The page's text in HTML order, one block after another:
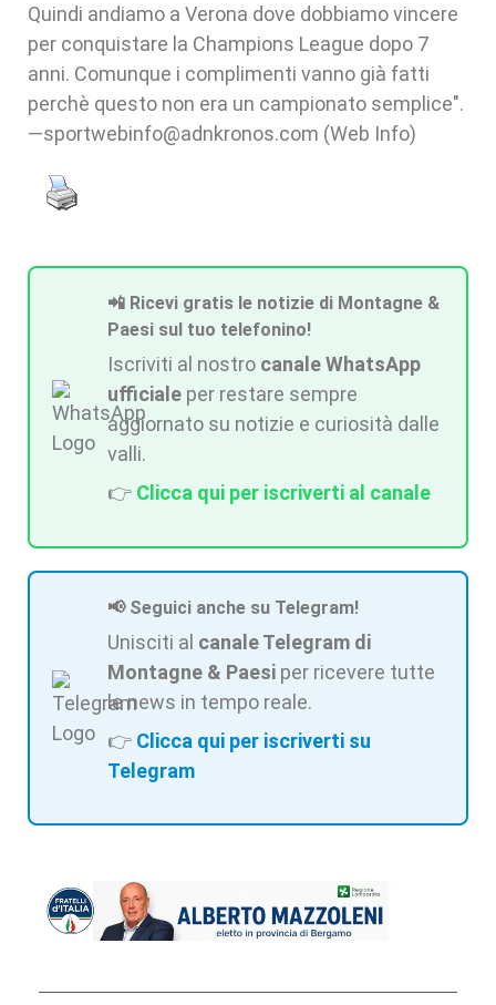
Quindi andiamo a Verona dove dobbiamo vincere
per conquistare la Champions League dopo 7
anni. Comunque i complimenti vanno già fatti
perchè questo non era un campionato semplice".
—sportwebinfo@adnkronos.com (Web Info)
📲 Ricevi gratis le notizie di Montagne &
Paesi sul tuo telefonino!
Iscriviti al nostro canale WhatsApp
ufficiale per restare sempre
aggiornato su notizie e curiosità dalle
valli.
👉 Clicca qui per iscriverti al canale
📢 Seguici anche su Telegram!
Unisciti al canale Telegram di
Montagne & Paesi per ricevere tutte
le news in tempo reale.
👉 Clicca qui per iscriverti su
Telegram